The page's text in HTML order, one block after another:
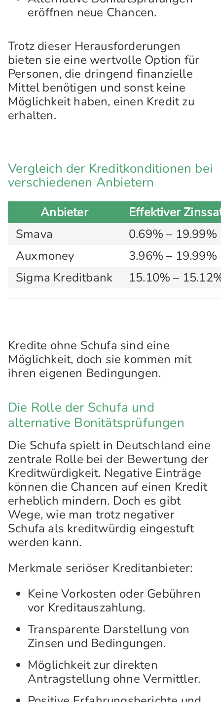
eröffnen neue Chancen.
Trotz dieser Herausforderungen
bieten sie eine wertvolle Option für
Personen, die dringend finanzielle
Mittel benötigen und sonst keine
Möglichkeit haben, einen Kredit zu
erhalten.
Vergleich der Kreditkonditionen bei
verschiedenen Anbietern
Anbieter
Effektiver
Smava
0.69% – 19.99%
Auxmoney
3.96% – 19.99%
Sigma Kreditbank
15.10% –
Kredite ohne Schufa sind eine
Möglichkeit, doch sie kommen mit
ihren eigenen Bedingungen.
Die Rolle der Schufa und
alternative Bonitätsprüfungen
Die Schufa spielt in Deutschland eine
zentrale Rolle bei der Bewertung der
Kreditwürdigkeit. Negative Einträge
können die Chancen auf einen Kredit
erheblich mindern. Doch es gibt
Wege, wie man trotz negativer
Schufa als kreditwürdig eingestuft
werden kann.
Merkmale seriöser Kreditanbieter:
Keine Vorkosten oder Gebühren
vor Kreditauszahlung.
Transparente Darstellung von
Zinsen und Bedingungen.
Möglichkeit zur direkten
Antragstellung ohne Vermittler.